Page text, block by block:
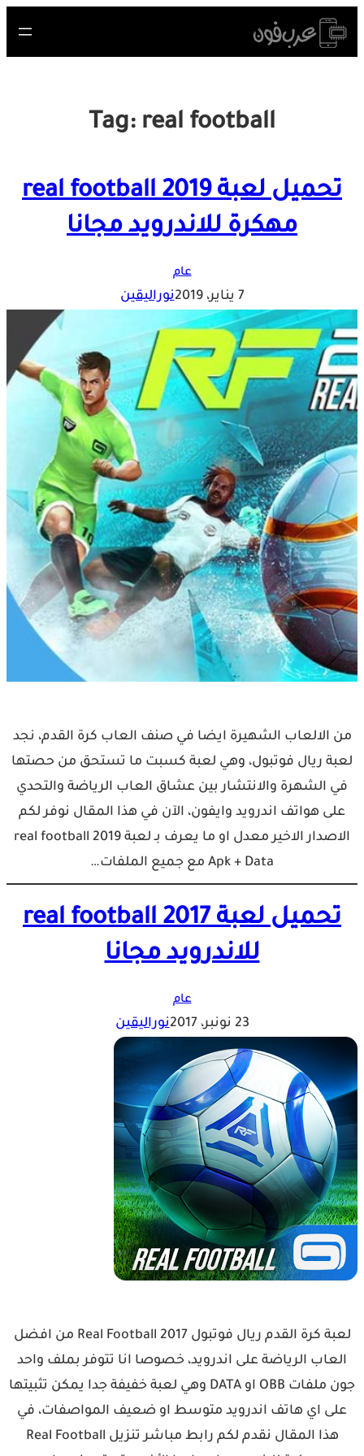
Skip
to
Tag: real football
تحميل لعبة real football 2019
مهكرة للاندرويد مجانا
عام
7 يناير، 2019 نوراليقين
من الالعاب الشهيرة ايضا في صنف العاب كرة القدم، نجد
لعبة ريال فوتبول، وهي لعبة كسبت ما تستحق من حصتها
في الشهرة والانتشار بين عشاق العاب الرياضة والتحدي
على هواتف اندرويد وايفون، الآن في هذا المقال نوفر لكم
الاصدار الاخير معدل او ما يعرف بـ لعبة real football 2019
Apk + Data مع جميع الملفات…
تحميل لعبة real football 2017
للاندرويد مجانا
عام
23 نونبر، 2017 نوراليقين
لعبة كرة القدم ريال فوتبول Real Football 2017 من افضل
العاب الرياضة على اندرويد، خصوصا انا تتوفر بملف واحد
جون ملفات OBB او DATA وهي لعبة خفيفة جدا يمكن تثبيتها
على اي هاتف اندرويد متوسط او ضعيف المواصفات، في
هذا المقال نقدم لكم رابط مباشر تنزيل Real Football